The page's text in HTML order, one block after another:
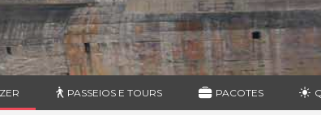
PASSEIOS E TOURS PACOTES